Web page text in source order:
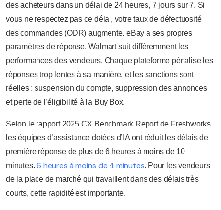
des acheteurs dans un délai de 24 heures, 7 jours sur 7. Si
vous ne respectez pas ce délai, votre taux de défectuosité
des commandes (ODR) augmente. eBay a ses propres
paramètres de réponse. Walmart suit différemment les
performances des vendeurs. Chaque plateforme pénalise les
réponses trop lentes à sa manière, et les sanctions sont
réelles : suspension du compte, suppression des annonces
et perte de l’éligibilité à la Buy Box.
Selon le rapport 2025 CX Benchmark Report de Freshworks,
les équipes d’assistance dotées d’IA ont réduit les délais de
première réponse de plus de 6 heures à moins de 10
minutes.6 heures à moins de 4 minutes. Pour les vendeurs
de la place de marché qui travaillent dans des délais très
courts, cette rapidité est importante.